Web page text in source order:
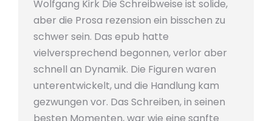
Wolfgang Kirk Die Schreibweise ist solide,
aber die Prosa rezension ein bisschen zu
schwer sein. Das epub hatte
vielversprechend begonnen, verlor aber
schnell an Dynamik. Die Figuren waren
unterentwickelt, und die Handlung kam
gezwungen vor. Das Schreiben, in seinen